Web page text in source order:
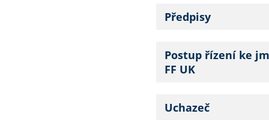
Předpisy
Postup řízení ke
FF UK
Uchazeč